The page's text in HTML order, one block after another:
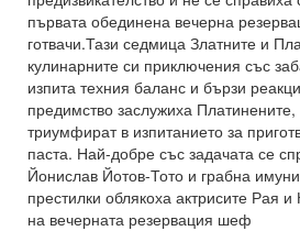
първата обединена вечерна
готвачи.Тази седмица Златните и
кулинарните си приключения със
изпита техния баланс и бързи
предимство заслужиха Платинените,
триумфират в изпитанието за
паста. Най-добре със задачата се
Йонислав Йотов-Тото и грабна
престилки облякоха актрисите Рая
на вечерната резервация шеф